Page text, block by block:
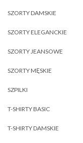
SZORTY DAMSKIE
SZORTY ELEGANCKIE
SZORTY JEANSOWE
SZORTY MĘSKIE
SZPILKI
T-SHIRTY BASIC
T-SHIRTY DAMSKIE